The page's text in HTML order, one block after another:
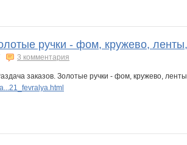
ручки - фом, кружево,
3 комментария
заказов. Золотые ручки - фом, кружево,